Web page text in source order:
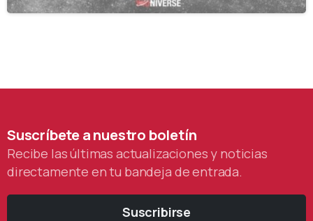
Suscríbeteanuestro boletín
Recibe las últimas actualizaciones y noticias
directamente en tu bandeja de entrada.
Suscribirse